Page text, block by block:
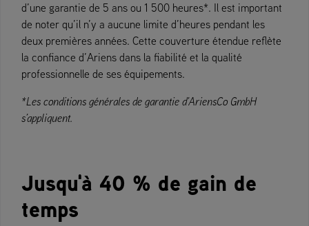
d’une garantie de 5 ans ou 1 500 heures*. Il est important
de noter qu’il n’y a aucune limite d’heures pendant les
deux premières années. Cette couverture étendue reflète
la confiance d’Ariens dans la fiabilité et la qualité
professionnelle de ses équipements.
*Les conditions générales de garantie d’AriensCo GmbH
s’appliquent.
Jusqu'à 40 % de gain de
temps